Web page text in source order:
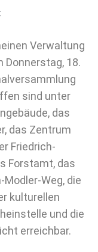
Verwaltung
18.
sind unter
das
das Zentrum
Friedrich-
Forstamt, das
Weg, die
kulturellen
und die
erreichbar.